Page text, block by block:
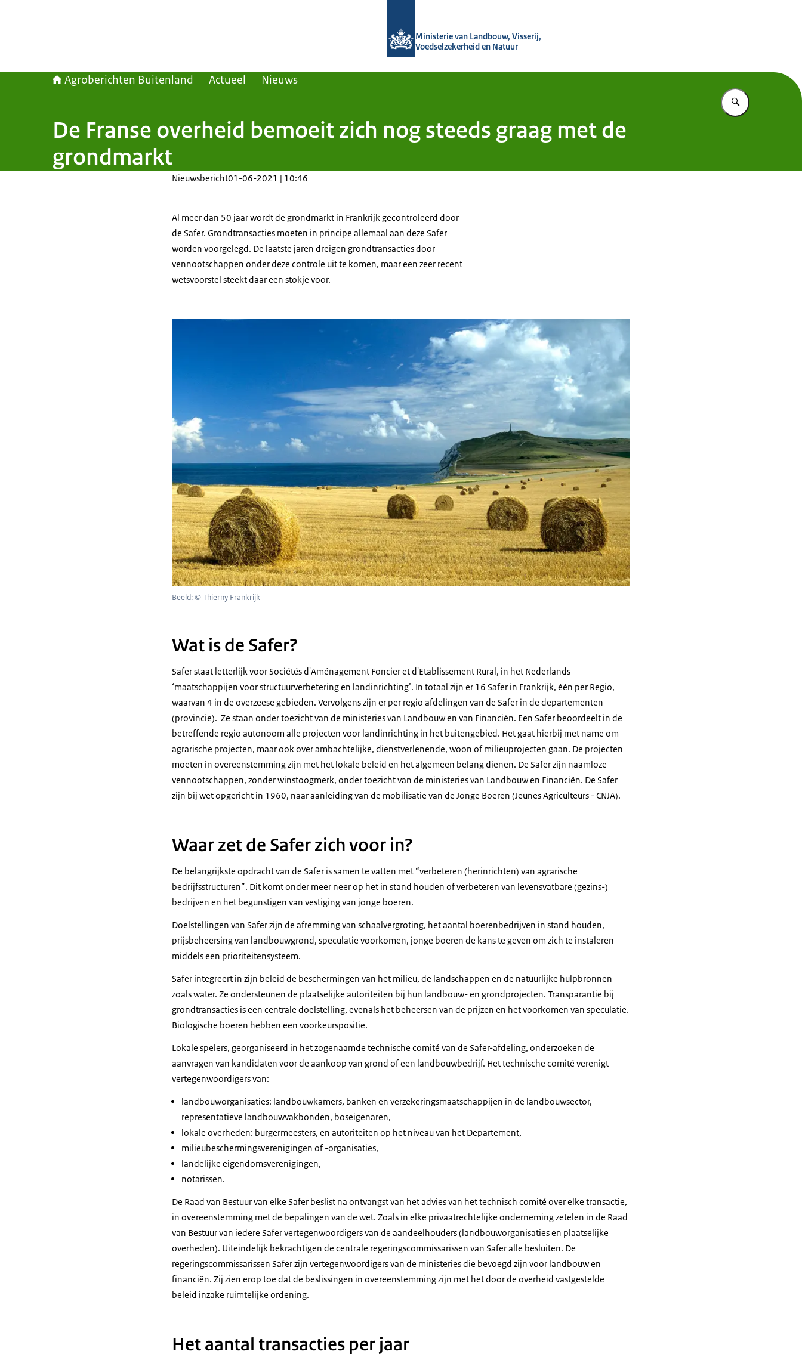
Ministerie van Landbouw, Visserij,
Voedselzekerheid en Natuur
Agroberichten Buitenland Actueel Nieuws
Vul in wat u
De Franse overheid bemoeit zich nog steeds graag met de
grondmarkt
Nieuwsbericht01-06-2021 | 10:46
Al meer dan 50 jaar wordt de grondmarkt in Frankrijk gecontroleerd door
de Safer. Grondtransacties moeten in principe allemaal aan deze Safer
worden voorgelegd. De laatste jaren dreigen grondtransacties door
vennootschappen onder deze controle uit te komen, maar een zeer recent
wetsvoorstel steekt daar een stokje voor.
Beeld: © Thierny Frankrijk
Wat is de Safer?
Safer staat letterlijk voorSociétés d'Aménagement Foncier et d'Etablissement Rural , in het Nederlands
‘maatschappijen voor structuurverbetering en landinrichting’. In totaal zijn er 16 Safer in Frankrijk, één per Regio,
waarvan 4 in de overzeese gebieden. Vervolgens zijn er per regio afdelingen van de Safer in de departementen
(provincie). Ze staan onder toezicht van de ministeries van Landbouw en van Financiën. Een Safer beoordeelt in de
betreffende regio autonoom alle projecten voor landinrichting in het buitengebied. Het gaat hierbij met name om
agrarische projecten, maar ook over ambachtelijke, dienstverlenende, woon of milieuprojecten gaan. De projecten
moeten in overeenstemming zijn met het lokale beleid en het algemeen belang dienen. De Safer zijn naamloze
vennootschappen, zonder winstoogmerk, onder toezicht van de ministeries van Landbouw en Financiën. De Safer
zijn bij wet opgericht in 1960, naar aanleiding van de mobilisatie van de Jonge Boeren (Jeunes Agriculteurs - CNJA).
Waar zet de Safer zich voor in?
De belangrijkste opdracht van de Safer is samen te vatten met “verbeteren (herinrichten) van agrarische
bedrijfsstructuren”. Dit komt onder meer neer op het in stand houden of verbeteren van levensvatbare (gezins-)
bedrijven en het begunstigen van vestiging van jonge boeren.
Doelstellingen van Safer zijn de afremming van schaalvergroting, het aantal boerenbedrijven in stand houden,
prijsbeheersing van landbouwgrond, speculatie voorkomen, jonge boeren de kans te geven om zich te instaleren
middels een prioriteitensysteem.
Safer integreert in zijn beleid de beschermingen van het milieu, de landschappen en de natuurlijke hulpbronnen
zoals water. Ze ondersteunen de plaatselijke autoriteiten bij hun landbouw- en grondprojecten. Transparantie bij
grondtransacties is een centrale doelstelling, evenals het beheersen van de prijzen en het voorkomen van speculatie.
Biologische boeren hebben een voorkeurspositie.
Lokale spelers, georganiseerd in het zogenaamde technische comité van de Safer-afdeling, onderzoeken de
aanvragen van kandidaten voor de aankoop van grond of een landbouwbedrijf. Het technische comité verenigt
vertegenwoordigers van:
landbouworganisaties: landbouwkamers, banken en verzekeringsmaatschappijen in de landbouwsector,
representatieve landbouwvakbonden, boseigenaren,
lokale overheden: burgermeesters, en autoriteiten op het niveau van het Departement,
milieubeschermingsverenigingen of -organisaties,
landelijke eigendomsverenigingen,
notarissen.
De Raad van Bestuur van elke Safer beslist na ontvangst van het advies van het technisch comité over elke transactie,
in overeenstemming met de bepalingen van de wet. Zoals in elke privaatrechtelijke onderneming zetelen in de Raad
van Bestuur van iedere Safer vertegenwoordigers van de aandeelhouders (landbouworganisaties en plaatselijke
overheden). Uiteindelijk bekrachtigen de centrale regeringscommissarissen van Safer alle besluiten. De
regeringscommissarissen Safer zijn vertegenwoordigers van de ministeries die bevoegd zijn voor landbouw en
financiën. Zij zien erop toe dat de beslissingen in overeenstemming zijn met het door de overheid vastgestelde
beleid inzake ruimtelijke ordening.
Het aantal transacties per jaar